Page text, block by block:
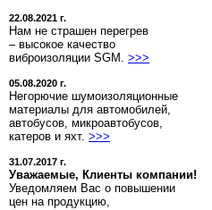
22.08.2021 г.
Нам не страшен перегрев
– высокое качество
виброизоляции SGM. >>>
05.08.2020 г.
Негорючие шумоизоляционные
материалы для автомобилей,
автобусов, микроавтобусов,
катеров и яхт. >>>
31.07.2017 г.
Уважаемые, Клиенты компании!
Уведомляем Вас о повышении
цен на продукцию,